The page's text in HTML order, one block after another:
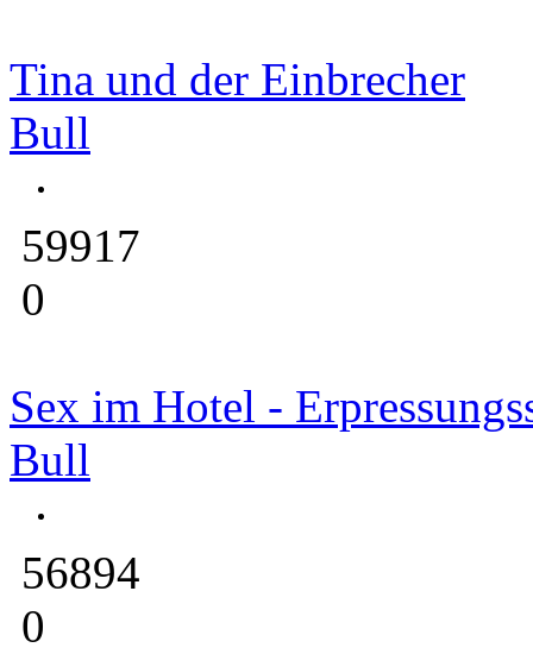
Tina und der Einbrecher
Bull
59917
0
Sex im Hotel -
Bull
56894
0